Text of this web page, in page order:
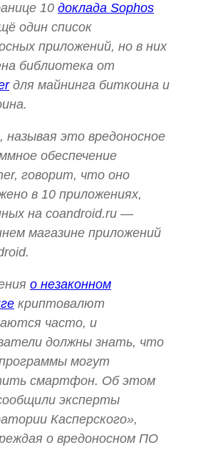
10 доклада Sophos
один список
приложений, но в них
библиотека от
для майнинга биткоина и
называя это вредоносное
обеспечение
говорит, что оно
в 10 приложениях,
на coandroid.ru —
магазине приложений
о незаконном
криптовалют
часто, и
должны знать, что
могут
смартфон. Об этом
эксперты
Касперского»,
о вредоносном ПО